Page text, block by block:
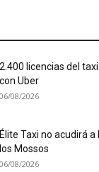
2.400 licencias del
con Uber
06/08/2026
Élite Taxi no acudirá
los Mossos
06/08/2026